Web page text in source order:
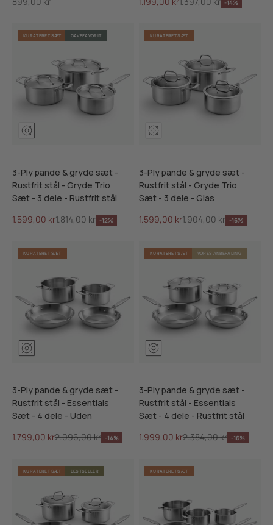
-14%
KURATERET SÆT GAVEFAVORIT
3-Ply pande & gryde sæt -
Rustfrit stål - Gryde Trio
Sæt - 3 dele - Rustfrit stål
Salgspris
1.599,00 krNormalpris
1.814,00 kr -12%
KURATERET SÆT
3-Ply pande & gryde sæt -
Rustfrit stål - Gryde Trio
Sæt - 3 dele - Glas
Salgspris
1.599,00 krNormalpris
1.904,00 kr -16%
KURATERET SÆT
3-Ply pande & gryde sæt -
Rustfrit stål - Essentials
Sæt - 4 dele - Uden
Salgspris
1.799,00 krNormalpris
2.096,00 kr -14%
KURATERET SÆT VORES ANBEFALING
3-Ply pande & gryde sæt -
Rustfrit stål - Essentials
Sæt - 4 dele - Rustfrit stål
Salgspris
1.999,00 krNormalpris
2.384,00 kr -16%
KURATERET SÆT BESTSELLER KURATERET SÆT